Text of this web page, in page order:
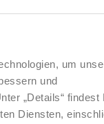
um
und
„Details“ findest
Diensten,
und